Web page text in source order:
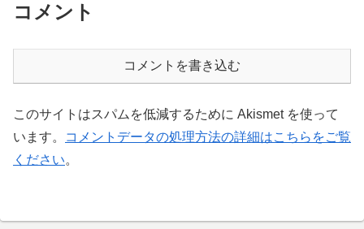
コメント
コメントを書き込む
このサイトはスパムを低減するために Akismet を使って
います。
コメントデータの処理方法の詳細はこちらをご覧
ください。